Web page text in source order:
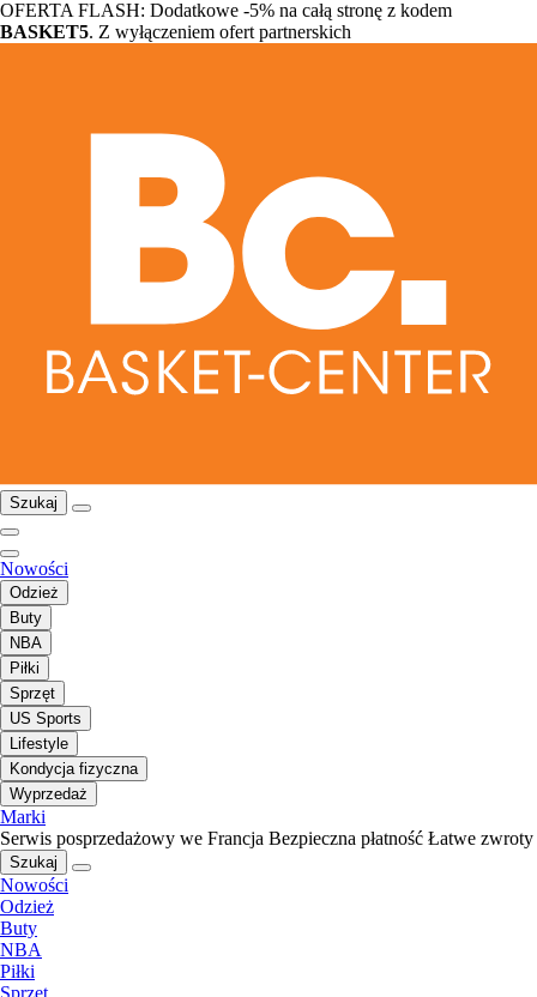
OFERTA FLASH: Dodatkowe -5% na całą stronę z kodem
BASKET5. Z wyłączeniem ofert partnerskich
Szukaj
Nowości
Odzież
Buty
NBA
Piłki
Sprzęt
US Sports
Lifestyle
Kondycja fizyczna
Wyprzedaż
Marki
Serwis posprzedażowy we Francja Bezpieczna płatność Łatwe zwroty
Szukaj
Nowości
Odzież
Buty
NBA
Piłki